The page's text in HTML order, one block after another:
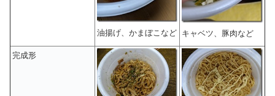
油揚げ、かまぼこなど キャベツ、豚肉など
完成形